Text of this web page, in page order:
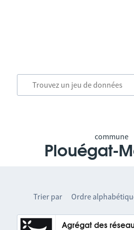
commune
Plouégat-
Trier par Ordre
Agrégat des